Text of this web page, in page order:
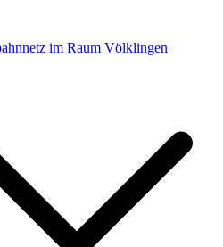
im Raum Völklingen